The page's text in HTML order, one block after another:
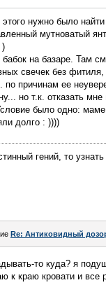
нужно было
мутноватый
)
на базаре. Там
свечек без
причинам ее
но т.к. отказать
было одно:
долго : ))))
гений, то
Re: Антиковидный
то куда? я
к краю кровати и